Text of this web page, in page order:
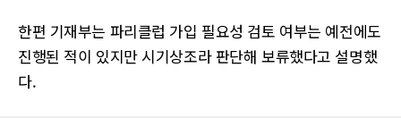
한편 기재부는 파리클럽 가입 필요성 검토 여부는 예전에도
진행된 적이 있지만 시기상조라 판단해 보류했다고 설명했
다.